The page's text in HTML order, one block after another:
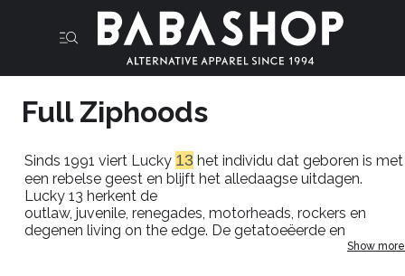
Full Ziphoods
Sinds 1991 viert Lucky 13 het individu dat geboren is met
een rebelse geest en blijft het alledaagse uitdagen.
Lucky 13 herkent de
outlaw,juvenile,renegades,motorheads, rockers en
degenen living onthe edge. De getatoeëerde en
vergeten, degenen die stille geschiedenis schrijven, we
Show more